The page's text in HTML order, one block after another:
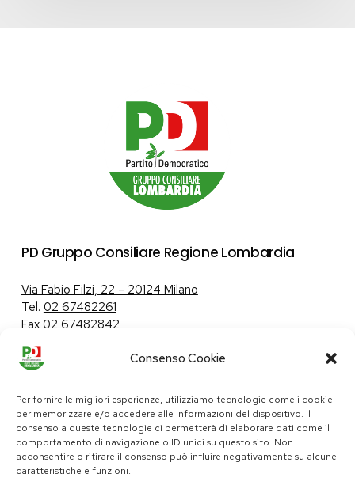
Consenso Cookie
Per fornire le migliori esperienze, utilizziamo tecnologie come i cookie
per memorizzare e/o accedere alle informazioni del dispositivo. Il
consenso a queste tecnologie ci permetterà di elaborare dati come il
comportamento di navigazione o ID unici su questo sito. Non
acconsentire o ritirare il consenso può influire negativamente su alcune
caratteristiche e funzioni.
PD Gruppo Consiliare Regione Lombardia
Via Fabio Filzi, 22 – 20124 Milano
Tel. 02 67482261
Fax 02 67482842
Tutela dei dati personali|Politica sui cookie
pd@consiglio.regione.lombardia.it
ufficiostampa.pd@consiglio.regione.lombardia.it